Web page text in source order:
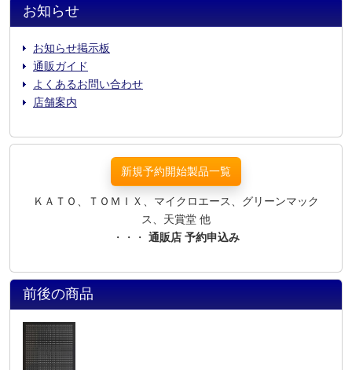
お知らせ
お知らせ掲示板
通販ガイド
よくあるお問い合わせ
店舗案内
新規予約開始製品一覧
ＫＡＴＯ、ＴＯＭＩＸ、マイクロエース、グリーンマック
ス、天賞堂 他
・・・ 通販店 予約申込み
前後の商品